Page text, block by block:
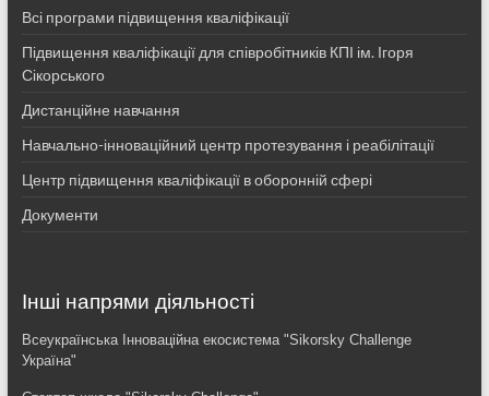
Всі програми підвищення кваліфікації
Підвищення кваліфікації для співробітників КПІ ім. Ігоря
Сікорського
Дистанційне навчання
Навчально-інноваційний центр протезування і реабілітації
Центр підвищення кваліфікації в оборонній сфері
Документи
Інші напрями діяльності
Всеукраїнська Інноваційна екосистема "Sikorsky Challenge
Україна"